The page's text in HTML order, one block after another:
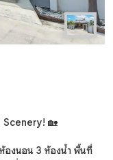
Scenery! 🏡
ห้องนอน 3 ห้องน้ำ พื้นที่